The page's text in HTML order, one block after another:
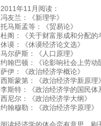
2011年11月阅读：
冯友兰：《新理学》
托马斯孟等：《贸易论》
杜阁：《关于财富形成和分配的
休谟：《休谟经济论文选》
马尔萨斯：《人口原理》
约翰巴顿：《论影响社会上劳动
萨伊：《政治经济学概论》
西斯蒙第：《政治经济学新原理
李斯特：《政治经济学的国民体
西尼尔：《政治经济学大纲》
约翰穆勒：《政治经济学原理》